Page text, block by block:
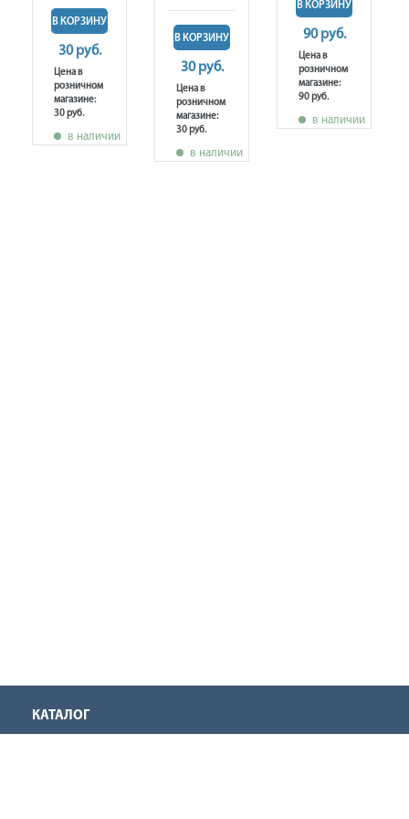
В КОРЗИНУ
30 руб.
Цена в
розничном
магазине:
30 руб.
в наличии
В КОРЗИНУ
30 руб.
Цена в
розничном
магазине:
30 руб.
в наличии
В КОРЗИНУ
90 руб.
Цена в
розничном
магазине:
90 руб.
в наличии
КАТАЛОГ